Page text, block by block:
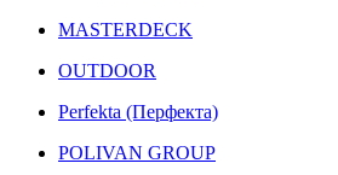
MASTERDECK
OUTDOOR
Perfekta (Перфекта)
POLIVAN GROUP